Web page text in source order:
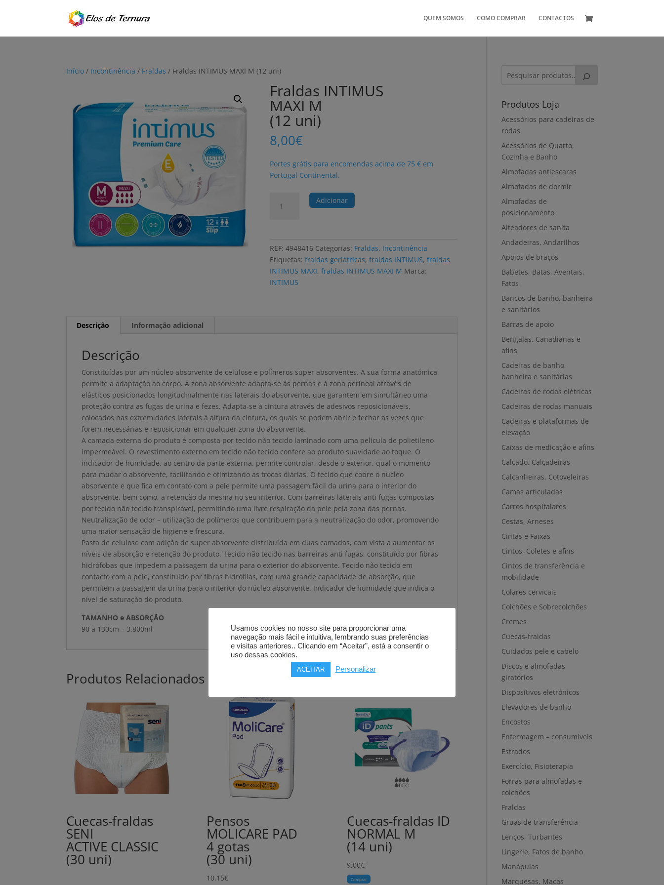
QUEM SOMOS COMO COMPRAR CONTACTOS
Início / Incontinência / Fraldas / Fraldas INTIMUS MAXI M (12 uni)
Fraldas INTIMUS
MAXI M
(12 uni)
8,00€
Portes grátis para encomendas acima de 75 € em
Portugal Continental.
Adicionar
REF:4948416 Categorias: Fraldas, Incontinência
Etiquetas:fraldas geriátricas,fraldas INTIMUS,fraldas
INTIMUS MAXI,fraldas INTIMUS MAXI M Marca:
INTIMUS
Descrição Informação adicional
Descrição
Constituídas por um núcleo absorvente de celulose e polímeros super absorventes. A sua forma anatómica
permite a adaptação ao corpo. A zona absorvente adapta-se às pernas e à zona perineal através de
elásticos posicionados longitudinalmente nas laterais do absorvente, que garantem em simultâneo uma
proteção contra as fugas de urina e fezes. Adapta-se à cintura através de adesivos reposicionáveis,
colocados nas extremidades laterais à altura da cintura, os quais se podem abrir e fechar as vezes que
forem necessárias e reposicionar em qualquer zona do absorvente.
A camada externa do produto é composta por tecido não tecido laminado com uma película de polietileno
impermeável. O revestimento externo em tecido não tecido confere ao produto suavidade ao toque. O
indicador de humidade, ao centro da parte externa, permite controlar, desde o exterior, qual o momento
para mudar o absorvente, facilitando e otimizando as trocas diárias. O tecido que cobre o núcleo
absorvente e que fica em contato com a pele permite uma passagem fácil da urina para o interior do
absorvente, bem como, a retenção da mesma no seu interior. Com barreiras laterais anti fugas compostas
por tecido não tecido transpirável, permitindo uma livre respiração da pele pela zona das pernas.
Neutralização de odor – utilização de polímeros que contribuem para a neutralização do odor, promovendo
uma maior sensação de higiene e frescura.
Pasta de celulose com adição de super absorvente distribuída em duas camadas, com vista a aumentar os
níveis de absorção e retenção do produto. Tecido não tecido nas barreiras anti fugas, constituído por fibras
hidrófobas que impedem a passagem da urina para o exterior do absorvente. Tecido não tecido em
contacto com a pele, constituído por fibras hidrófilas, com uma grande capacidade de absorção, que
permitem a passagem da urina para o interior do núcleo absorvente. Indicador de humidade que indica o
nível de saturação do produto.
TAMANHO e ABSORÇÃO
90 a 130cm – 3.800ml
Produtos Relacionados
Cuecas-fraldas
SENI
ACTIVE CLASSIC
(30 uni)
Pensos
MOLICARE PAD
4 gotas
(30 uni)
10,15€
Cuecas-fraldas ID
NORMAL M
(14 uni)
9,00€
Comprar
Produtos Loja
Acessórios para cadeiras de
rodas
Acessórios de Quarto,
Cozinha e Banho
Almofadas antiescaras
Almofadas de dormir
Almofadas de
posicionamento
Alteadores de sanita
Andadeiras, Andarilhos
Apoios de braços
Babetes, Batas, Aventais,
Fatos
Bancos de banho, banheira
e sanitários
Barras de apoio
Bengalas, Canadianas e
afins
Cadeiras de banho,
banheira e sanitárias
Cadeiras de rodas elétricas
Cadeiras de rodas manuais
Cadeiras e plataformas de
elevação
Caixas de medicação e afins
Calçado, Calçadeiras
Calcanheiras, Cotoveleiras
Camas articuladas
Carros hospitalares
Cestas, Arneses
Cintas e Faixas
Cintos, Coletes e afins
Cintos de transferência e
mobilidade
Colares cervicais
Colchões e Sobrecolchões
Cremes
Cuecas-fraldas
Cuidados pele e cabelo
Discos e almofadas
giratórios
Dispositivos eletrónicos
Elevadores de banho
Encostos
Enfermagem – consumíveis
Estrados
Exercício, Fisioterapia
Forras para almofadas e
colchões
Fraldas
Gruas de transferência
Lenços, Turbantes
Lingerie, Fatos de banho
Manápulas
Marquesas, Macas
Usamos cookies no nosso site para proporcionar uma
navegação mais fácil e intuitiva, lembrando suas preferências
e visitas anteriores.. Clicando em “Aceitar”, está a consentir o
uso dessas cookies.
ACEITAR Personalizar